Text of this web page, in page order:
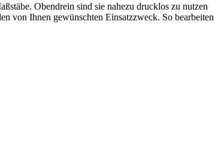
Obendrein sind sie nahezu drucklos zu nutzen
von Ihnen gewünschten Einsatzzweck. So bearbeiten